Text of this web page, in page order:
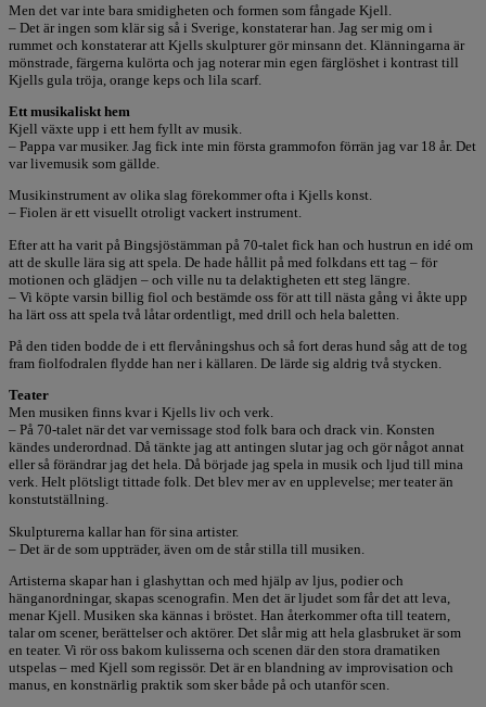
Men det var inte bara smidigheten och formen som fångade Kjell.
– Det är ingen som klär sig så i Sverige, konstaterar han. Jag ser mig om i
rummet och konstaterar att Kjells skulpturer gör minsann det. Klänningarna är
mönstrade, färgerna kulörta och jag noterar min egen färglöshet i kontrast till
Kjells gula tröja, orange keps och lila scarf.
Ett musikaliskt hem
Kjell växte upp i ett hem fyllt av musik.
– Pappa var musiker. Jag fick inte min första grammofon förrän jag var 18 år. Det
var livemusik som gällde.
Musikinstrument av olika slag förekommer ofta i Kjells konst.
– Fiolen är ett visuellt otroligt vackert instrument.
Efter att ha varit på Bingsjöstämman på 70-talet fick han och hustrun en idé om
att de skulle lära sig att spela. De hade hållit på med folkdans ett tag – för
motionen och glädjen – och ville nu ta delaktigheten ett steg längre.
– Vi köpte varsin billig fiol och bestämde oss för att till nästa gång vi åkte upp
ha lärt oss att spela två låtar ordentligt, med drill och hela baletten.
På den tiden bodde de i ett flervåningshus och så fort deras hund såg att de tog
fram fiolfodralen flydde han ner i källaren. De lärde sig aldrig två stycken.
Teater
Men musiken finns kvar i Kjells liv och verk.
– På 70-talet när det var vernissage stod folk bara och drack vin. Konsten
kändes underordnad. Då tänkte jag att antingen slutar jag och gör något annat
eller så förändrar jag det hela. Då började jag spela in musik och ljud till mina
verk. Helt plötsligt tittade folk. Det blev mer av en upplevelse; mer teater än
konstutställning.
Skulpturerna kallar han för sina artister.
– Det är de som uppträder, även om de står stilla till musiken.
Artisterna skapar han i glashyttan och med hjälp av ljus, podier och
hänganordningar, skapas scenografin. Men det är ljudet som får det att leva,
menar Kjell. Musiken ska kännas i bröstet. Han återkommer ofta till teatern,
talar om scener, berättelser och aktörer. Det slår mig att hela glasbruket är som
en teater. Vi rör oss bakom kulisserna och scenen där den stora dramatiken
utspelas – med Kjell som regissör. Det är en blandning av improvisation och
manus, en konstnärlig praktik som sker både på och utanför scen.